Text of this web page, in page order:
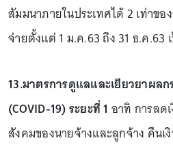
สัมมนาภายในประเทศได้ 2 เท่าขอ
จ่ายตั้งแต่ 1 ม.ค.63 ถึง 31 ธ.ค.63
13.มาตรการดูแลและเยียวยาผลก
(COVID-19) ระยะที่ 1 อาทิ การลด
สังคมของนายจ้างและลูกจ้าง คืนเ